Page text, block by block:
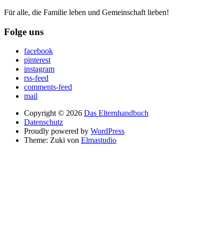
Für alle, die Familie leben und Gemeinschaft lieben!
Folge uns
facebook
pinterest
instagram
rss-feed
comments-feed
mail
Copyright © 2026 Das Elternhandbuch
Datenschutz
Proudly powered by WordPress
Theme: Zuki von Elmastudio